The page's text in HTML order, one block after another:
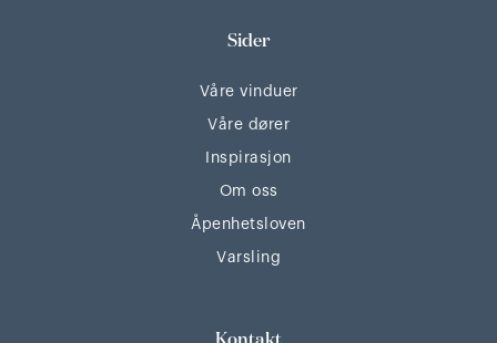
Sider
Våre vinduer
Våre dører
Inspirasjon
Om oss
Åpenhetsloven
Varsling